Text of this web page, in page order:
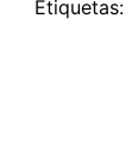
Etiquetas: